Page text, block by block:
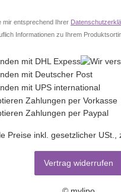
mir entsprechend Ihrer
Informationen zu Ihrem
Preise inkl. gesetzlicher USt.,
Vertrag widerrufen